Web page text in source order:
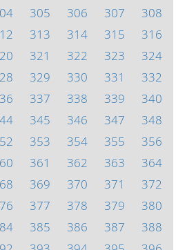
305 306 307
308
313 314 315
316
321 322 323
324
329 330 331
332
337 338 339
340
345 346 347
348
353 354 355
356
361 362 363
364
369 370 371
372
377 378 379
380
385 386 387
388